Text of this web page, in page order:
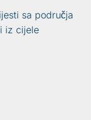
sa područja
iz cijele